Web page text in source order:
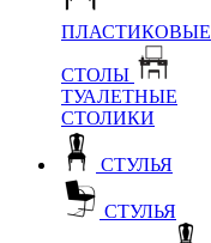
ПЛАСТИКОВЫЕ
СТОЛЫ
ТУАЛЕТНЫЕ
СТОЛИКИ
СТУЛЬЯ
СТУЛЬЯ